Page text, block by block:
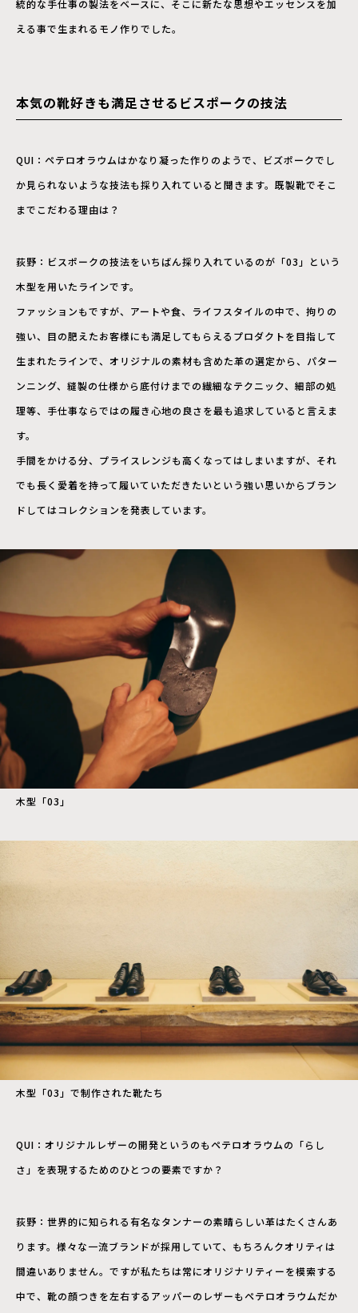
統的な手仕事の製法をベースに、そこに新たな思想やエッセンスを加
える事で生まれるモノ作りでした。
本気の靴好きも満足させるビスポークの技法
QUI：ペテロオラウムはかなり凝った作りのようで、ビズポークでし
か見られないような技法も採り入れていると聞きます。既製靴でそこ
までこだわる理由は？
荻野：ビスポークの技法をいちばん採り入れているのが「03」という
木型を用いたラインです。
ファッションもですが、アートや食、ライフスタイルの中で、拘りの
強い、目の肥えたお客様にも満足してもらえるプロダクトを目指して
生まれたラインで、オリジナルの素材も含めた革の選定から、パター
ンニング、縫製の仕様から底付けまでの繊細なテクニック、細部の処
理等、手仕事ならではの履き心地の良さを最も追求していると言えま
す。
手間をかける分、プライスレンジも高くなってはしまいますが、それ
でも長く愛着を持って履いていただきたいという強い思いからブラン
ドしてはコレクションを発表しています。
木型「03」
木型「03」で制作された靴たち
QUI：オリジナルレザーの開発というのもペテロオラウムの「らし
さ」を表現するためのひとつの要素ですか？
荻野：世界的に知られる有名なタンナーの素晴らしい革はたくさんあ
ります。様々な一流ブランドが採用していて、もちろんクオリティは
間違いありません。ですが私たちは常にオリジナリティーを模索する
中で、靴の顔つきを左右するアッパーのレザーもペテロオラウムだか